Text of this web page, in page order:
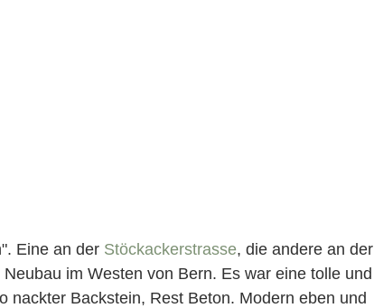
Eine an der Stöckackerstrasse, die andere an der
im Westen von Bern. Es war eine tolle und
nackter Backstein, Rest Beton. Modern eben und